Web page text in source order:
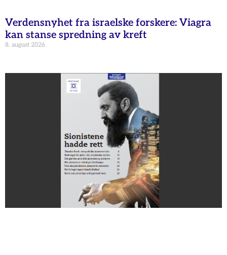
Verdensnyhet fra israelske forskere: Viagra
kan stanse spredning av kreft
8. august 2026